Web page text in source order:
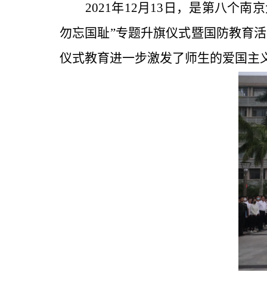
2021年12月13日，是第八个南
勿忘国耻”专题升旗仪式暨国防教育
仪式教育进一步激发了师生的爱国